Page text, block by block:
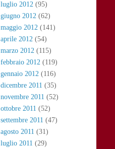
luglio 2012 (95)
giugno 2012 (62)
maggio 2012 (141)
aprile 2012 (54)
marzo 2012 (115)
febbraio 2012 (119)
gennaio 2012 (116)
dicembre 2011 (35)
novembre 2011 (52)
ottobre 2011 (52)
settembre 2011 (47)
agosto 2011 (31)
luglio 2011 (29)